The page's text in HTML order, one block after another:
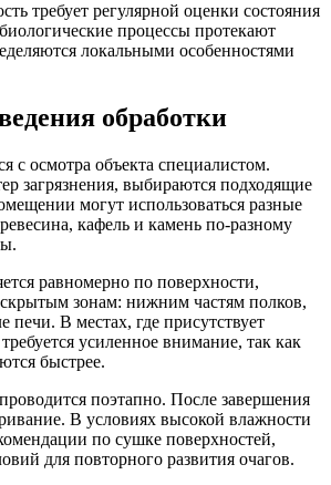
требует регулярной оценки состояния
процессы протекают
локальными особенностями
обработки
с осмотра объекта специалистом.
загрязнения, выбираются подходящие
могут использоваться разные
кафель и камень по-разному
равномерно по поверхности,
скрытым зонам: нижним частям полков,
печи. В местах, где присутствует
усиленное внимание, так как
быстрее.
поэтапно. После завершения
В условиях высокой влажности
по сушке поверхностей,
для повторного развития очагов.